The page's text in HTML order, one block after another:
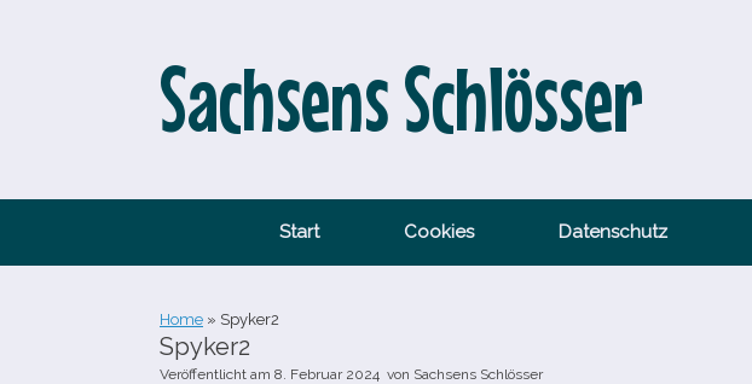
Sachsens Schlösser
Start Cookies Datenschutz
Home » Spyker2
Spyker2
Veröffentlicht am 8. Februar 2024 von Sachsens Schlösser